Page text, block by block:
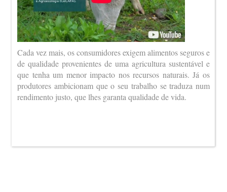
Cada vez mais, os consumidores exigem alimentos seguros e
de qualidade provenientes de uma agricultura sustentável e
que tenha um menor impacto nos recursos naturais. Já os
produtores ambicionam que o seu trabalho se traduza num
rendimento justo, que lhes garanta qualidade de vida.